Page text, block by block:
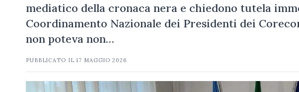
mediatico della cronaca nera e chiedono tutela
Coordinamento Nazionale dei Presidenti dei
non poteva non…
PUBBLICATO IL17 MAGGIO 2026